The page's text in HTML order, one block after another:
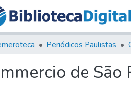
Periódicos Paulistas
de